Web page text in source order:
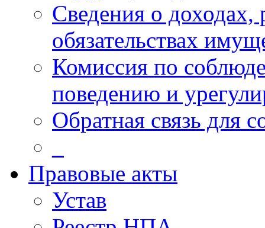
Сведения о доходах,
обязательствах
Комиссия по
поведению и
Обратная связь для
Правовые акты
Устав